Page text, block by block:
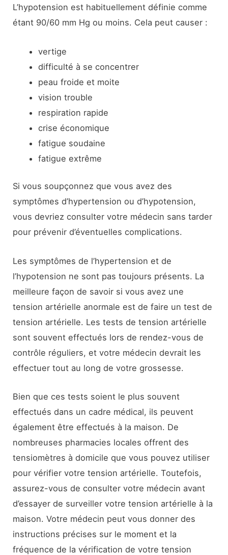
L’hypotension est habituellement définie comme
étant 90/60 mm Hg ou moins. Cela peut causer :
vertige
difficulté à se concentrer
peau froide et moite
vision trouble
respiration rapide
crise économique
fatigue soudaine
fatigue extrême
Si vous soupçonnez que vous avez des
symptômes d’hypertension ou d’hypotension,
vous devriez consulter votre médecin sans tarder
pour prévenir d’éventuelles complications.
Les symptômes de l’hypertension et de
l’hypotension ne sont pas toujours présents. La
meilleure façon de savoir si vous avez une
tension artérielle anormale est de faire un test de
tension artérielle. Les tests de tension artérielle
sont souvent effectués lors de rendez-vous de
contrôle réguliers, et votre médecin devrait les
effectuer tout au long de votre grossesse.
Bien que ces tests soient le plus souvent
effectués dans un cadre médical, ils peuvent
également être effectués à la maison. De
nombreuses pharmacies locales offrent des
tensiomètres à domicile que vous pouvez utiliser
pour vérifier votre tension artérielle. Toutefois,
assurez-vous de consulter votre médecin avant
d’essayer de surveiller votre tension artérielle à la
maison. Votre médecin peut vous donner des
instructions précises sur le moment et la
fréquence de la vérification de votre tension